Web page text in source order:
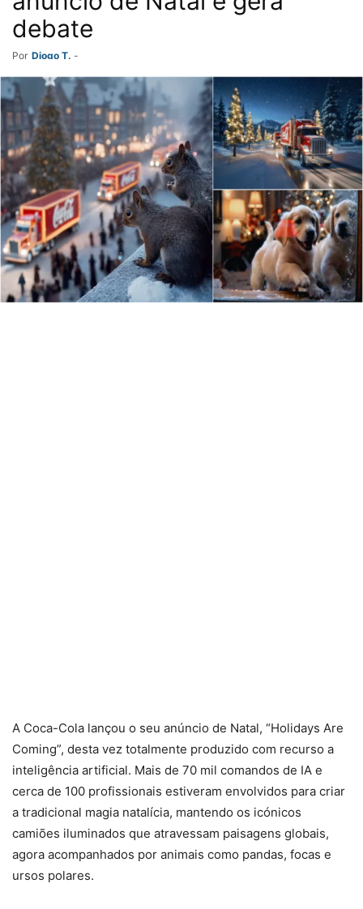
debate
Por Diogo T. -
A Coca-Cola lançou o seu anúncio de Natal, “Holidays Are
Coming”, desta vez totalmente produzido com recurso a
inteligência artificial. Mais de 70 mil comandos de IA e
cerca de 100 profissionais estiveram envolvidos para criar
a tradicional magia natalícia, mantendo os icónicos
camiões iluminados que atravessam paisagens globais,
agora acompanhados por animais como pandas, focas e
ursos polares.